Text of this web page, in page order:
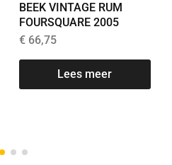
BEEK VINTAGE RUM
FOURSQUARE 2005
€66,75
Lees meer